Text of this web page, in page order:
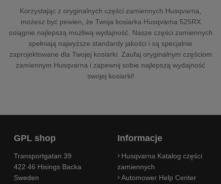
Korzystając z oryginalnych części zamiennych Husqvarna,
możesz być pewien, że Twoja kosiarka Husqvarna 525RX
osiągnie najlepszą możliwą wydajność. Nasze części zamiennych
spełniają najwyższe standardy jakości i są specjalnie
zaprojektowane dla Twojej kosiarki. Zaufaj oryginalnym częściom
zamiennym Husqvarna i zapewnij sobie najlepszą wydajność
swojej kosiarki!
GPL shop
Transportgatan 39
422 46 Hisings Backa
Sweden
Informacje
Husqvarna Katalog części
zamiennych
Automower Help Center